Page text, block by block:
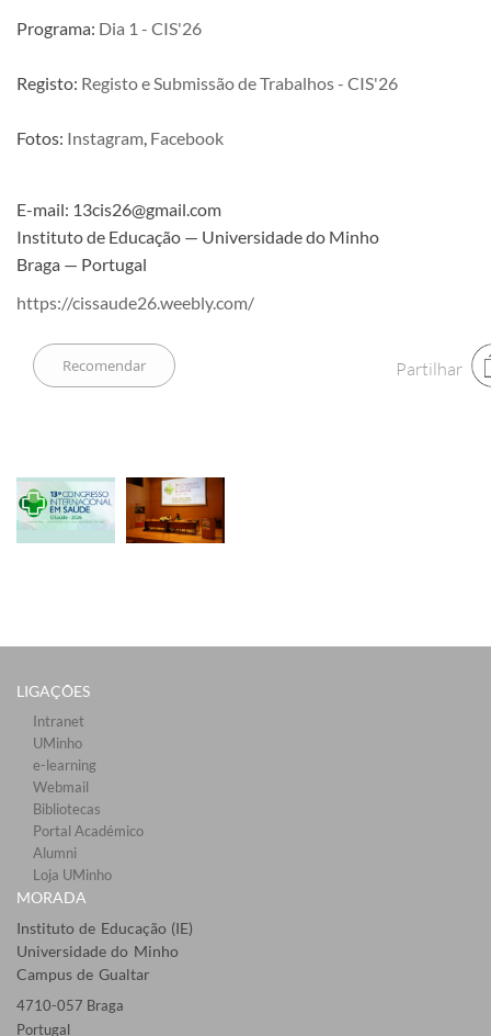
Programa: Dia 1 - CIS'26
Registo: Registo e Submissão de Trabalhos - CIS'26
Fotos: Instagram, Facebook
E-mail: 13cis26@gmail.com
Instituto de Educação — Universidade do Minho
Braga — Portugal
https://cissaude26.weebly.com/
Partilhar
LIGAÇÕES​
Intranet
UMinho
e-learning
Webmail​
Bibliotecas​
Portal Académico
Alumni
Loja UMinho
MORADA
Instituto de Educação (IE)
Universidade do Minho
Campus de Gualtar
4710-057 Braga
Portugal